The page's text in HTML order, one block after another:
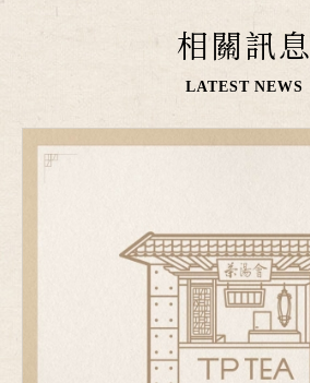
相關訊息
LATEST NEWS